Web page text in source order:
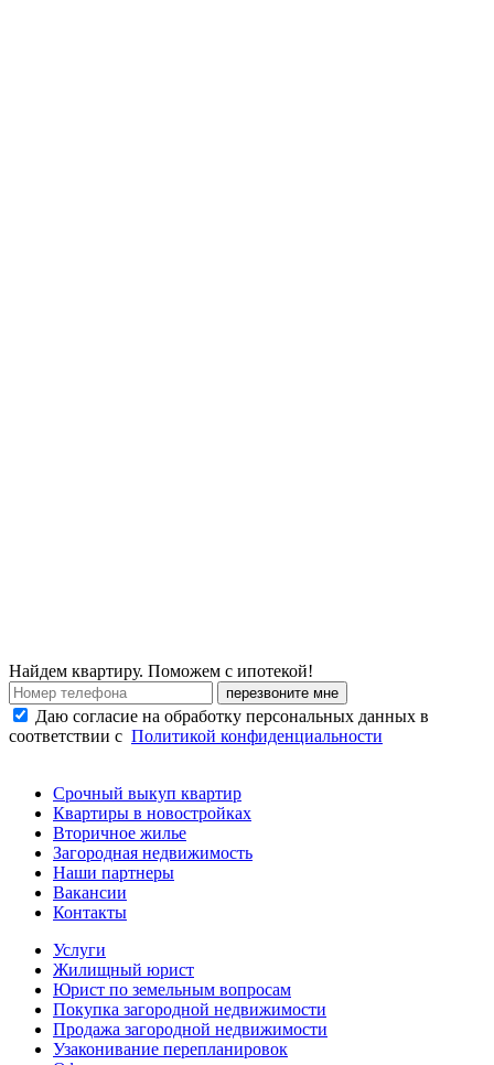
Найдем квартиру. Поможем с ипотекой!
перезвоните мне
Даю согласие на обработку персональных данных в
соответствии с Политикой конфиденциальности
Срочный выкуп квартир
Квартиры в новостройках
Вторичное жилье
Загородная недвижимость
Наши партнеры
Вакансии
Контакты
Услуги
Жилищный юрист
Юрист по земельным вопросам
Покупка загородной недвижимости
Продажа загородной недвижимости
Узаконивание перепланировок